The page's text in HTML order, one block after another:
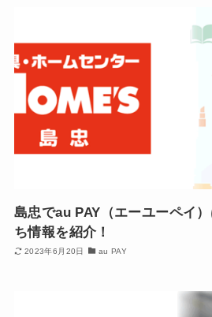
島忠でau PAY（エーユーペイ
ち情報を紹介！
2023年6月20日 au PAY